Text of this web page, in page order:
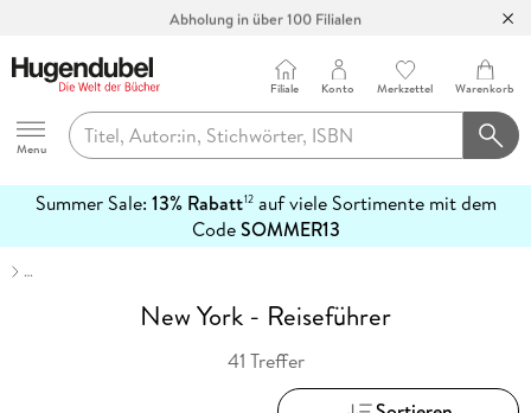
Abholung in über 100 Filialen
Hugendubel
Menu
Filiale Konto Merkzettel Warenkorb
Summer Sale: 13% Rabatt12auf viele Sortimente mit dem
CodeSOMMER13
erfahren
…
New York - Reiseführer
41 Treffer